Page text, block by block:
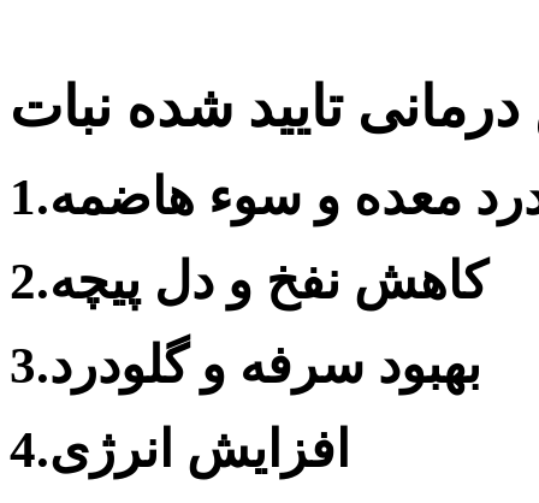
تایید شده نبات
درد معده و سوء هاضمه
2.کاهش نفخ و دل پیچه
3.بهبود سرفه و گلودرد
4.افزایش انرژی